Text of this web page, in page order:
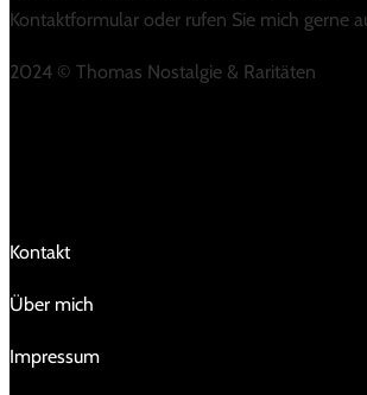
Kontaktformular oder rufen Sie mich gerne
2024 © Thomas Nostalgie & Raritäten
Kontakt
Über mich
Impressum